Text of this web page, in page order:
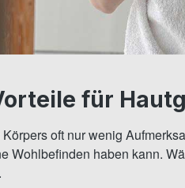
für
oft nur wenig
Wohlbefinden haben kann.